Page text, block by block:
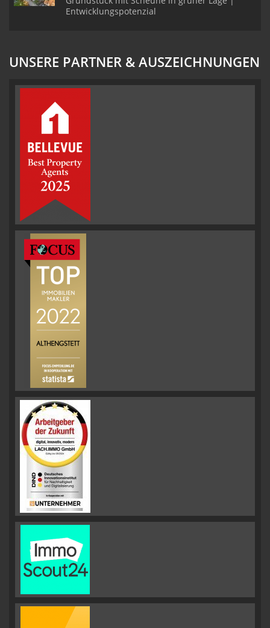
Entwicklungspotenzial
UNSERE PARTNER & AUSZEICHNUNGEN